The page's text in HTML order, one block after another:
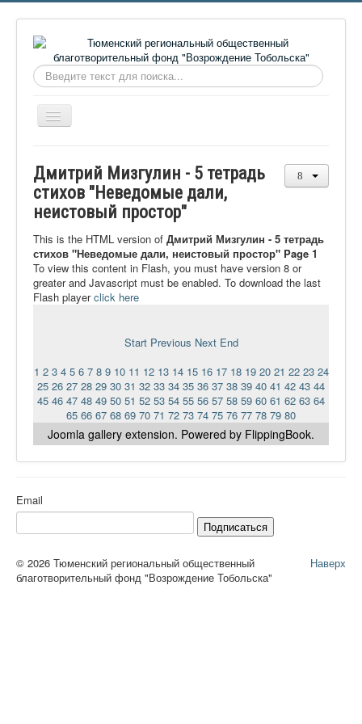
Искать...
Включить/
выключить
О фонде
Онлайн библиотека
Видеоматериалы
Контакты
Сайт проекта Достоевский
Дмитрий Мизгулин - 5 тетрадь
стихов "Неведомые дали,
неистовый простор"
This is the HTML version of Дмитрий Мизгулин - 5 тетрадь
стихов "Неведомые дали, неистовый простор" Page 1
To view this content in Flash, you must have version 8 or
greater and Javascript must be enabled. To download the last
Flash playerclick here
Start Previous Next End
1 2 3 4 5 6 7 8 9 10 11 12 13 14 15 16 17 18 19 20 21 22 23 24
25 26 27 28 29 30 31 32 33 34 35 36 37 38 39 40 41 42 43 44
45 46 47 48 49 50 51 52 53 54 55 56 57 58 59 60 61 62 63 64
65 66 67 68 69 70 71 72 73 74 75 76 77 78 79 80
Joomla gallery extension. Powered by FlippingBook.
Email
Подписаться
Наверх
© 2026 Тюменский региональный общественный
благотворительный фонд "Возрождение Тобольска"